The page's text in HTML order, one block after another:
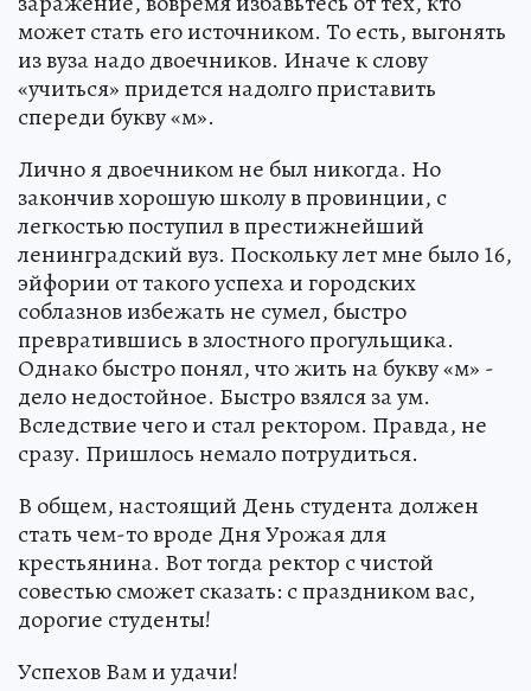
может стать его источником. То есть, выгонять
из вуза надо двоечников. Иначе к слову
«учиться» придется надолго приставить
спереди букву «м».
Лично я двоечником не был никогда. Но
закончив хорошую школу в провинции, с
легкостью поступил в престижнейший
ленинградский вуз. Поскольку лет мне было 16,
эйфории от такого успеха и городских
соблазнов избежать не сумел, быстро
превратившись в злостного прогульщика.
Однако быстро понял, что жить на букву «м» -
дело недостойное. Быстро взялся за ум.
Вследствие чего и стал ректором. Правда, не
сразу. Пришлось немало потрудиться.
В общем, настоящий День студента должен
стать чем-то вроде Дня Урожая для
крестьянина. Вот тогда ректор с чистой
совестью сможет сказать: с праздником вас,
дорогие студенты!
Успехов Вам и удачи!